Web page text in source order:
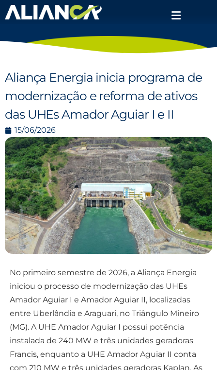
Aliança Energia inicia programa de
modernização e reforma de ativos
das UHEs Amador Aguiar I e II
15/06/2026
No primeiro semestre de 2026, a Aliança Energia
iniciou o processo de modernização das UHEs
Amador Aguiar I e Amador Aguiar II, localizadas
entre Uberlândia e Araguari, no Triângulo Mineiro
(MG). A UHE Amador Aguiar I possui potência
instalada de 240 MW e três unidades geradoras
Francis, enquanto a UHE Amador Aguiar II conta
com 210 MW e três unidades geradoras Kaplan. As